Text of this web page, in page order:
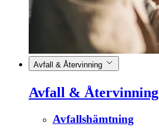
Avfall & Återvinning
Avfall & Återvinning
Avfallshämtning